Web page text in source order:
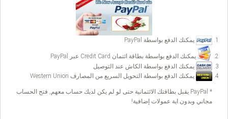
يمكنك الدفع بواسطة PayPal
يمكنك الدفع بواسطة بطاقة ائتمان Credit Card عبر PayPal
يمكنك الدفع بواسطة الكاش عند التوصيل
يمكنك الدفع بواسطة التحويل السريع من المصارف Western Union
* PayPal يقبل بطاقتك الائتمانية حتى لو لم يكن لديك حساب معهم, فتح الحساب
مجاني وبدون اية عمولات إضافية!